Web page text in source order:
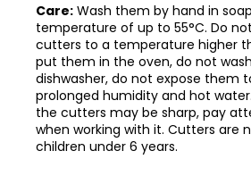
Care: Wash them by hand in
temperature of up to 55°C. Do
cutters to a temperature higher
put them in the oven, do not
dishwasher, do not expose them
prolonged humidity and hot
the cutters may be sharp, pay
when working with it. Cutters are
children under 6 years.